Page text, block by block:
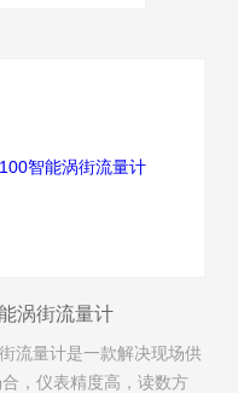
涡街流量计
流量计是一款解决现场供
，仪表精度高，读数方